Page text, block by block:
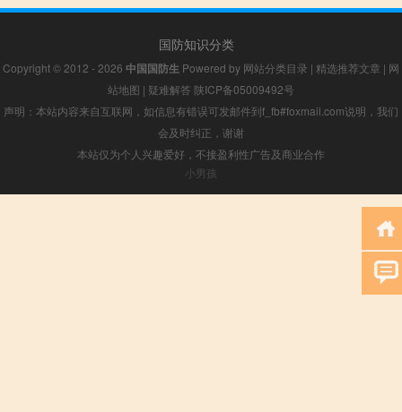
国防知识分类
Copyright © 2012 - 2026 中国国防生 Powered by 网站分类目录 | 精选推荐文章 | 网
站地图 | 疑难解答 陕ICP备05009492号
声明：本站内容来自互联网，如信息有错误可发邮件到f_fb#foxmail.com说明，我们
会及时纠正，谢谢
本站仅为个人兴趣爱好，不接盈利性广告及商业合作
小男孩